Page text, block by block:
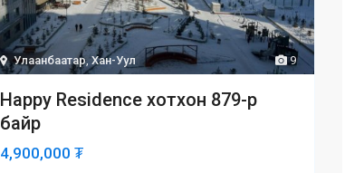
9
Улаанбаатар ,Хан-Уул
Happy Residence хотхон 879-р
байр
4,900,000 ₮